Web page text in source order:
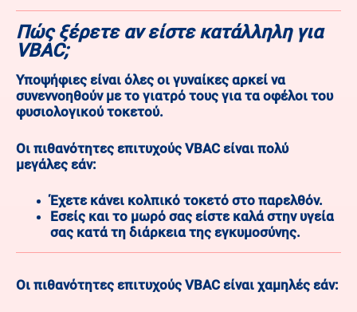
Πώς ξέρετε αν είστε κατάλληλη για
VBAC;
Υποψήφιες είναι όλες οι γυναίκες αρκεί να
συνεννοηθούν με το γιατρό τους για τα οφέλοι του
φυσιολογικού τοκετού.
Οι πιθανότητες επιτυχούς VBAC είναι πολύ
μεγάλες εάν:
Έχετε κάνει κολπικό τοκετό στο παρελθόν.
Εσείς και το μωρό σας είστε καλά στην υγεία
σας κατά τη διάρκεια της εγκυμοσύνης.
Οι πιθανότητες επιτυχούς VBAC είναι χαμηλές εάν: